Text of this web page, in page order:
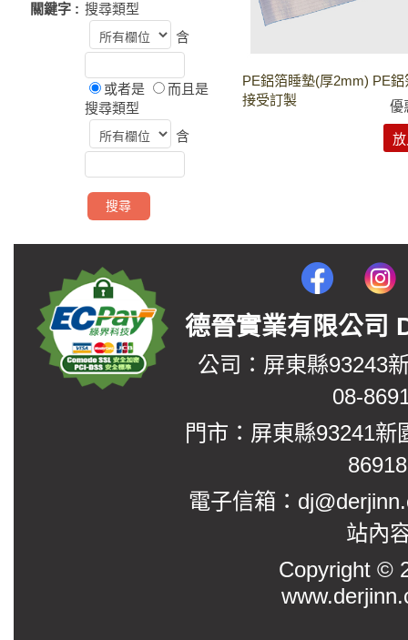
關鍵字 : 搜尋類型
含
或者是
而且是
搜尋類型
含
PE鋁箔睡墊(厚2mm) PE
接受訂製
優
德晉實業有限公
公司：屏東縣93243
08-
門市：屏東縣93241
電子信箱：
站內
Copyright ©